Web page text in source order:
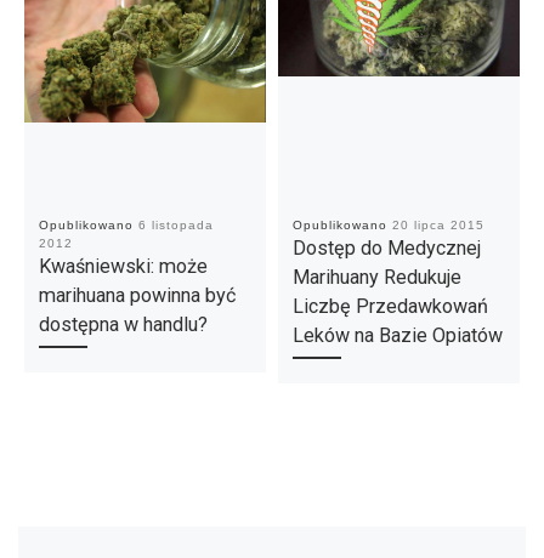
Opublikowano 6 listopada
2012
Kwaśniewski: może
marihuana powinna być
dostępna w handlu?
Opublikowano 20 lipca 2015
Dostęp do Medycznej
Marihuany Redukuje
Liczbę Przedawkowań
Leków na Bazie Opiatów